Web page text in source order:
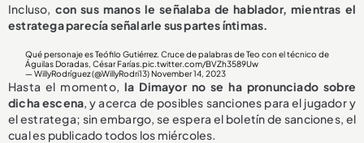
Incluso, con sus manos le señalaba de hablador, mientras el
estratega parecía señalarle sus partes íntimas.
Qué personaje es Teófilo Gutiérrez. Cruce de palabras de Teo con el técnico de
Águilas Doradas, César Farías.pic.twitter.com/BVZh3589Uw
— WillyRodríguez (@WillyRodri13)November 14, 2023
Hasta el momento, la Dimayor no se ha pronunciado sobre
dicha escena, y acerca de posibles sanciones para el jugador y
el estratega; sin embargo, se espera el boletín de sanciones, el
cual es publicado todos los miércoles.